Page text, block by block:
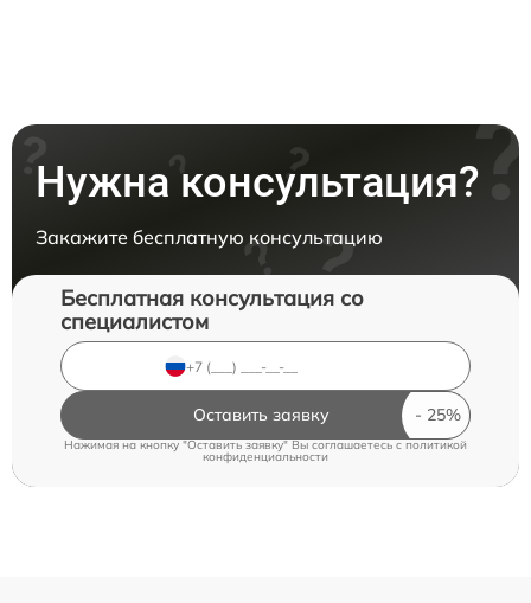
Нужна консультация?
Закажите бесплатную консультацию
Бесплатная консультация со
специалистом
Оставить заявку
Нажимая на кнопку "Оставить заявку" Вы соглашаетесь cполитикой
конфиденциальности